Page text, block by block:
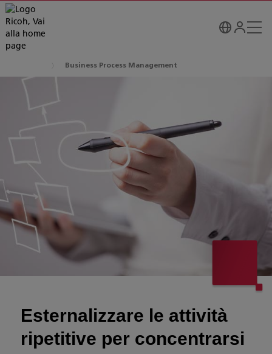
Business Process Management
Esternalizzare le attività
ripetitive per concentrarsi